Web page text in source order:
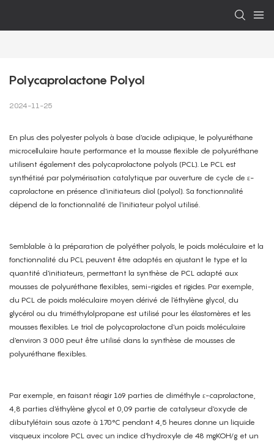
Polycaprolactone Polyol
2024-11-25
En plus des polyester polyols à base d'acide adipique, le polyuréthane
microcellulaire haute performance et la mousse flexible de polyuréthane
utilisent également des polycaprolactone polyols (PCL). Le PCL est
synthétisé par polymérisation catalytique par ouverture de cycle de ε-
caprolactone en présence d'initiateurs diol (polyol). Sa fonctionnalité
dépend de la fonctionnalité de l'initiateur polyol utilisé.
Semblable à la préparation de polyéther polyols, le poids moléculaire et la
fonctionnalité du PCL peuvent être adaptés en ajustant le type et la
quantité d'initiateurs, permettant la synthèse de PCL adapté aux
mousses de polyuréthane flexibles, semi-rigides et rigides. Par exemple,
du PCL de poids moléculaire moyen dérivé de l'éthylène glycol, du
glycérol ou du triméthylolpropane est utilisé pour les élastomères et les
mousses flexibles. Le triol de polycaprolactone d'un poids moléculaire
d'environ 3 000 peut être utilisé dans la synthèse de mousses de
polyuréthane flexibles.
Par exemple, en faisant réagir 169 parties de diméthyle ε-caprolactone,
4,8 parties d'éthylène glycol et 0,09 partie de catalyseur d'oxyde de
dibutylétain sous azote à 170°C pendant 4,5 heures donne un liquide
visqueux incolore PCL avec un indice d'hydroxyle de 48 mgKOH/g et un